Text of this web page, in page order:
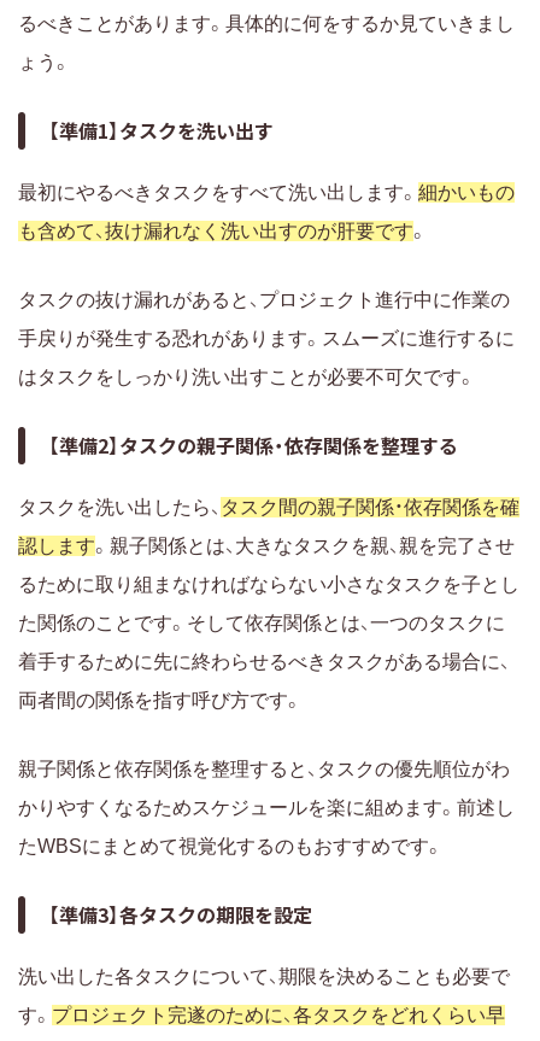
るべきことがあります。具体的に何をするか見ていきまし
ょう。
【準備1】タスクを洗い出す
最初にやるべきタスクをすべて洗い出します。 細かいもの
も含めて、抜け漏れなく洗い出すのが肝要です。
タスクの抜け漏れがあると、プロジェクト進行中に作業の
手戻りが発生する恐れがあります。スムーズに進行するに
はタスクをしっかり洗い出すことが必要不可欠です。
【準備2】タスクの親子関係・依存関係を整理する
タスクを洗い出したら、 タスク間の親子関係・依存関係を確
認します。親子関係とは、大きなタスクを親、親を完了させ
るために取り組まなければならない小さなタスクを子とし
た関係のことです。そして依存関係とは、一つのタスクに
着手するために先に終わらせるべきタスクがある場合に、
両者間の関係を指す呼び方です。
親子関係と依存関係を整理すると、タスクの優先順位がわ
かりやすくなるためスケジュールを楽に組めます。前述し
たWBSにまとめて視覚化するのもおすすめです。
【準備3】各タスクの期限を設定
洗い出した各タスクについて、期限を決めることも必要で
す。 プロジェクト完遂のために、各タスクをどれくらい早